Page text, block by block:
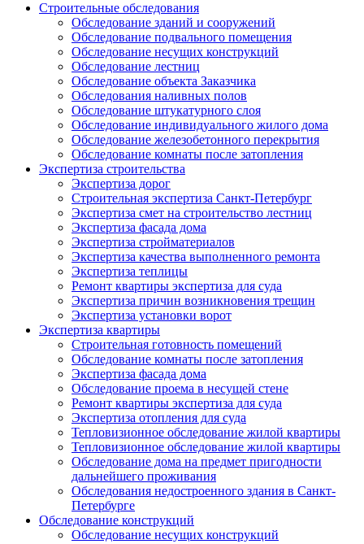
Строительные обследования
Обследование зданий и сооружений
Обследование подвального помещения
Обследование несущих конструкций
Обследование лестниц
Обследование объекта Заказчика
Обследования наливных полов
Обследование штукатурного слоя
Обследование индивидуального жилого дома
Обследование железобетонного перекрытия
Обследование комнаты после затопления
Экспертиза строительства
Экспертиза дорог
Строительная экспертиза Санкт-Петербург
Экспертиза смет на строительство лестниц
Экспертиза фасада дома
Экспертиза стройматериалов
Экспертиза качества выполненного ремонта
Экспертиза теплицы
Ремонт квартиры экспертиза для суда
Экспертиза причин возникновения трещин
Экспертиза установки ворот
Экспертиза квартиры
Строительная готовность помещений
Обследование комнаты после затопления
Экспертиза фасада дома
Обследование проема в несущей стене
Ремонт квартиры экспертиза для суда
Экспертиза отопления для суда
Тепловизионное обследование жилой квартиры
Тепловизионное обследование жилой квартиры
Обследование дома на предмет пригодности
дальнейшего проживания
Обследования недостроенного здания в Санкт-
Петербурге
Обследование конструкций
Обследование несущих конструкций